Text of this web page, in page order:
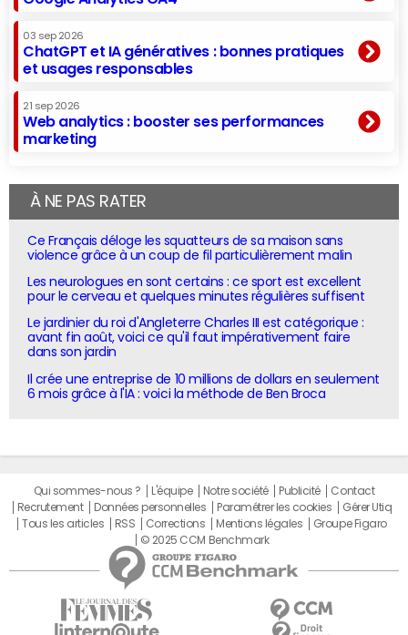
03 sep 2026
ChatGPT et IA génératives : bonnes pratiques
et usages responsables
21 sep 2026
Web analytics : booster ses performances
marketing
À NE PAS RATER
Ce Français déloge les squatteurs de sa maison sans
violence grâce à un coup de fil particulièrement malin
Les neurologues en sont certains : ce sport est excellent
pour le cerveau et quelques minutes régulières suffisent
Le jardinier du roi d'Angleterre Charles III est catégorique :
avant fin août, voici ce qu'il faut impérativement faire
dans son jardin
Il crée une entreprise de 10 millions de dollars en seulement
6 mois grâce à l'IA : voici la méthode de Ben Broca
Qui sommes-nous ? L'équipe Notre société Publicité
Contact
Recrutement
Données personnelles Paramétrer les cookies
Gérer Utiq
Tous les articles
RSS Corrections Mentions légales
Groupe Figaro
© 2025 CCM Benchmark